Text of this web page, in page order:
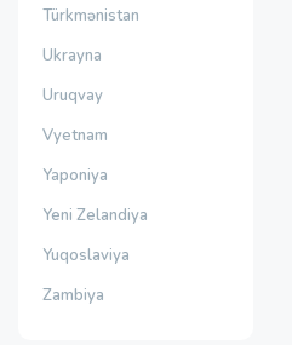
Türkmənistan
Ukrayna
Uruqvay
Vyetnam
Yaponiya
Yeni Zelandiya
Yuqoslaviya
Zambiya